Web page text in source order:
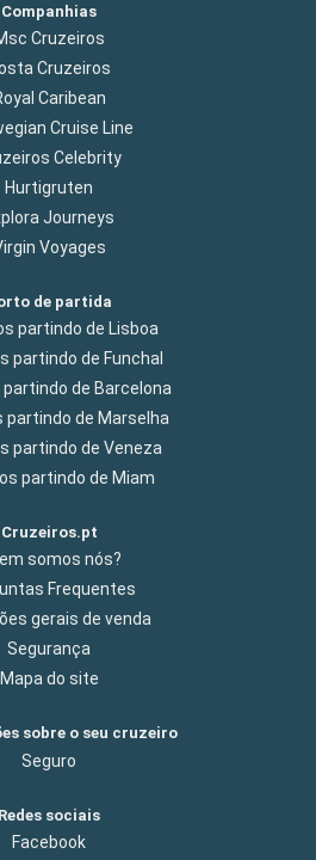
Companhias
Cruzeiros
Cruzeiros
Caribean
Cruise Line
Celebrity
Hurtigruten
Journeys
Voyages
de partida
partindo de Lisboa
partindo de Funchal
de Barcelona
partindo de Marselha
partindo de Veneza
partindo de Miam
Cruzeiros.pt
somos nós?
Frequentes
gerais de venda
Segurança
Mapa do site
sobre o seu cruzeiro
Seguro
Redes sociais
Facebook